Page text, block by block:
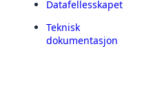
Datafellesskapet
Teknisk
dokumentasjon